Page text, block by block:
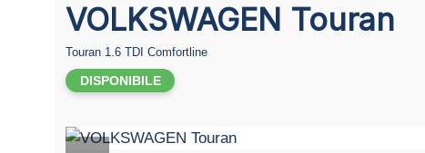
VOLKSWAGEN Touran
Touran 1.6 TDI Comfortline
DISPONIBILE